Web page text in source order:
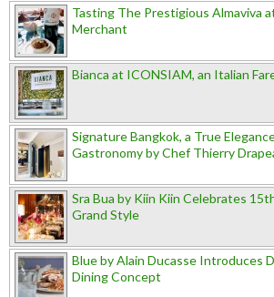
Tasting The Prestigious Almaviva
Merchant
Bianca at ICONSIAM, an Italian
Signature Bangkok, a True
Gastronomy by Chef Thierry
Sra Bua by Kiin Kiin Celebrates
Grand Style
Blue by Alain Ducasse Introduces
Dining Concept